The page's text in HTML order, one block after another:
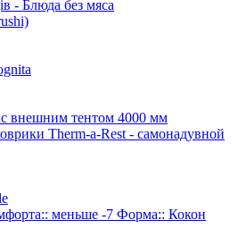
- Блюда без мяса
внешним тентом 4000 мм
Therm-a-Rest - самонадувной
меньше -7 Форма:: Кокон